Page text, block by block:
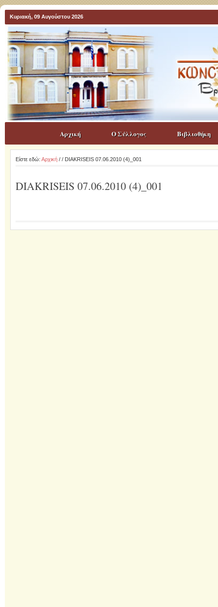
Κυριακή, 09 Αυγούστου 2026
Αρχική Ο Σύλλογος Βιβλιοθήκη
Είστε εδώ: Αρχική/ / DIAKRISEIS 07.06.2010 (4)_001
DIAKRISEIS 07.06.2010 (4)_001